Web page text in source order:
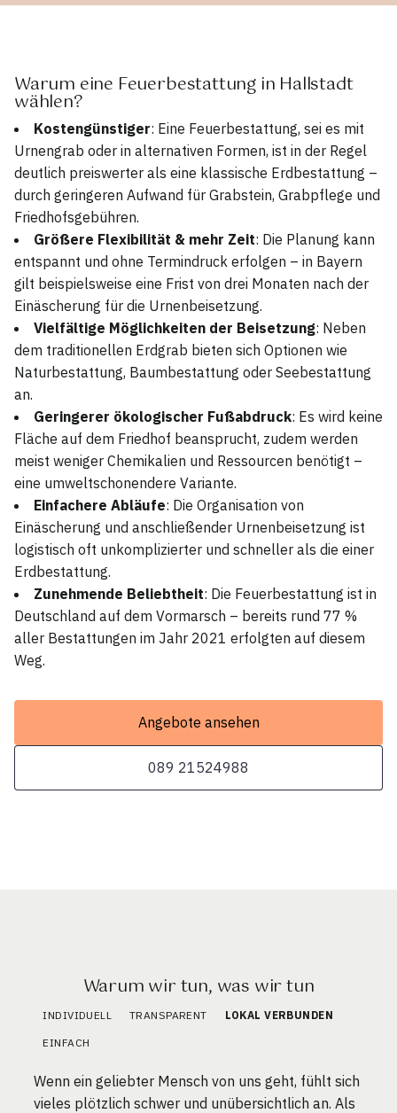
Warum eine Feuerbestattung in Hallstadt
wählen?
Kostengünstiger: Eine Feuerbestattung, sei es mit
Urnengrab oder in alternativen Formen, ist in der Regel
deutlich preiswerter als eine klassische Erdbestattung –
durch geringeren Aufwand für Grabstein, Grabpflege und
Friedhofsgebühren.
Größere Flexibilität & mehr Zeit: Die Planung kann
entspannt und ohne Termindruck erfolgen – in Bayern
gilt beispielsweise eine Frist von drei Monaten nach der
Einäscherung für die Urnenbeisetzung.
Vielfältige Möglichkeiten der Beisetzung: Neben
dem traditionellen Erdgrab bieten sich Optionen wie
Naturbestattung, Baumbestattung oder Seebestattung
an.
Geringerer ökologischer Fußabdruck: Es wird keine
Fläche auf dem Friedhof beansprucht, zudem werden
meist weniger Chemikalien und Ressourcen benötigt –
eine umweltschonendere Variante.
Einfachere Abläufe: Die Organisation von
Einäscherung und anschließender Urnenbeisetzung ist
logistisch oft unkomplizierter und schneller als die einer
Erdbestattung.
Zunehmende Beliebtheit: Die Feuerbestattung ist in
Deutschland auf dem Vormarsch – bereits rund 77 %
aller Bestattungen im Jahr 2021 erfolgten auf diesem
Weg.
Angebote ansehen
089 21524988
Warum wir tun, was wir tun
INDIVIDUELL TRANSPARENT LOKAL VERBUNDEN
EINFACH
Wenn ein geliebter Mensch von uns geht, fühlt sich
vieles plötzlich schwer und unübersichtlich an. Als